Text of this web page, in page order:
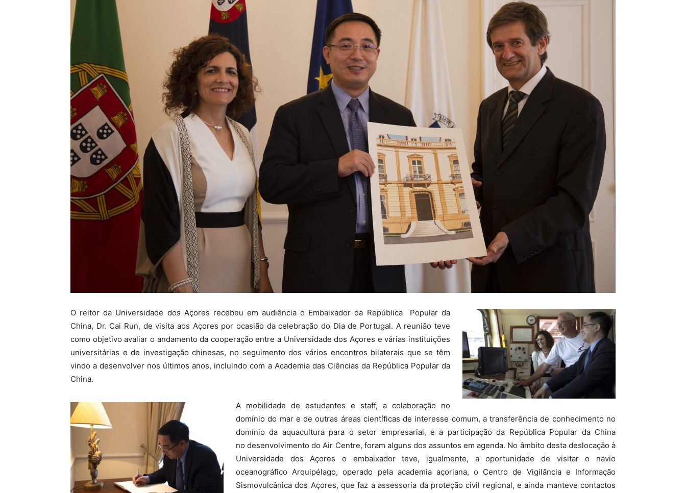
O reitor da Universidade dos Açores recebeu em audiência o Embaixador da República Popular da
China, Dr. Cai Run, de visita aos Açores por ocasião da celebração do Dia de Portugal. A reunião teve
como objetivo avaliar o andamento da cooperação entre a Universidade dos Açores e várias instituições
universitárias e de investigação chinesas, no seguimento dos vários encontros bilaterais que se têm
vindo a desenvolver nos últimos anos, incluindo com a Academia das Ciências da República Popular da
China.
A mobilidade de estudantes e staff, a colaboração no
domínio do mar e de outras áreas científicas de interesse comum, a transferência de conhecimento no
domínio da aquacultura para o setor empresarial, e a participação da República Popular da China
nodesenvolvimento do Air Centre, foram alguns dos assuntos em agenda. No âmbito desta deslocação à
Universidade dos Açores o embaixador teve, igualmente, a oportunidade de visitar o navio
oceanográfico Arquipélago, operado pela academia açoriana, o Centro de Vigilância e Informação
Sismovulcânica dos Açores, que faz a assessoria da proteção civil regional, e ainda manteve contactos